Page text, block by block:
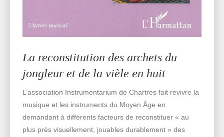
La reconstitution des archets du
jongleur et de la vièle en huit
L’association Instrumentarium de Chartres fait revivre la
musique et les instruments du Moyen Âge en
demandant à différents facteurs de reconstituer « au
plus près visuellement, jouables durablement » des